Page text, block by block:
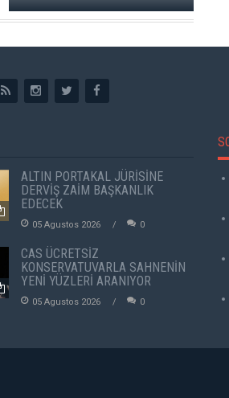
ALTIN PORTAKAL JÜRİSİNE
DERVİŞ ZAİM BAŞKANLIK
EDECEK
05 Agustos 2026 0
CAS ÜCRETSİZ
KONSERVATUVARLA SAHNENİN
YENİ YÜZLERİ ARANIYOR
05 Agustos 2026 0